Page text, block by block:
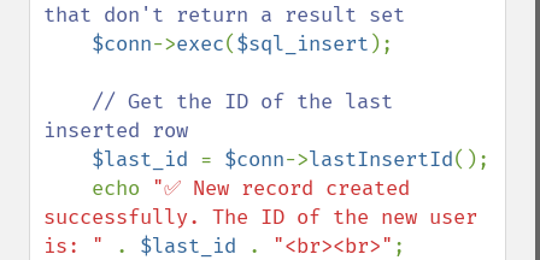
that don't return a result set
$conn->exec($sql_insert );
// Get the ID of the last
inserted row
$last_id = $conn->lastInsertId();
    echo
"✅ New record created
successfully. The ID of the new user
is: "
. $last_id . "<br><br>" ;